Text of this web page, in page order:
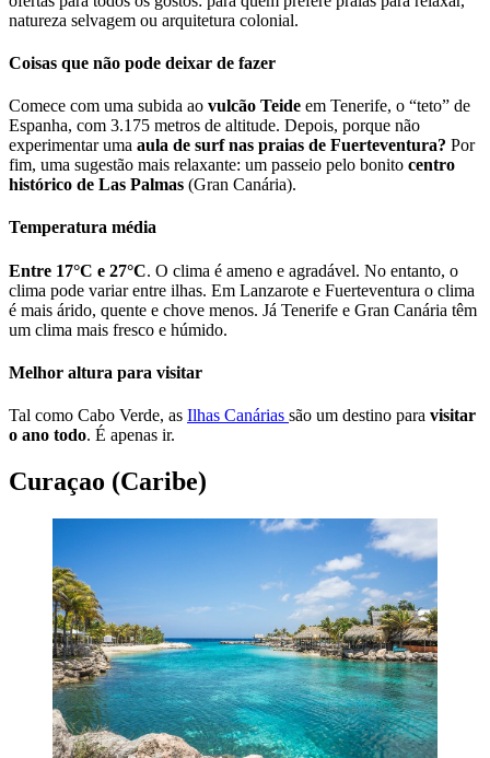
natureza selvagem ou arquitetura colonial.
Coisas que não pode deixar de fazer
Comece com uma subida ao vulcão Teide em Tenerife, o “teto” de
Espanha, com 3.175 metros de altitude. Depois, porque não
experimentar uma aula de surf nas praias de Fuerteventura? Por
fim, uma sugestão mais relaxante: um passeio pelo bonito centro
histórico de Las Palmas (Gran Canária).
Temperatura média
Entre 17°C e 27°C. O clima é ameno e agradável. No entanto, o
clima pode variar entre ilhas. Em Lanzarote e Fuerteventura o clima
é mais árido, quente e chove menos. Já Tenerife e Gran Canária têm
um clima mais fresco e húmido.
Melhor altura para visitar
Tal como Cabo Verde, as Ilhas Canárias são um destino para visitar
o ano todo. É apenas ir.
Curaçao (Caribe)